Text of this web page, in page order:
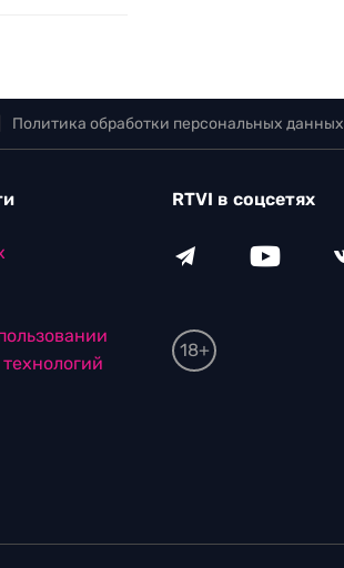
Политика обработки персональных данных
RTVI в соцсетях
18+